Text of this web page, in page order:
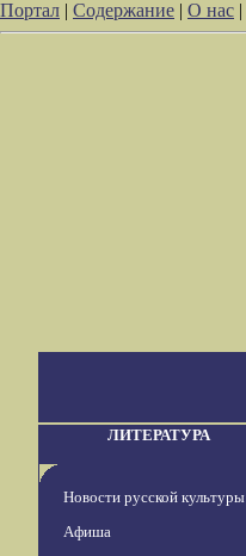
Портал | Содержание | О нас |
ЛИТЕРАТУРА
Новости русской культуры
Афиша